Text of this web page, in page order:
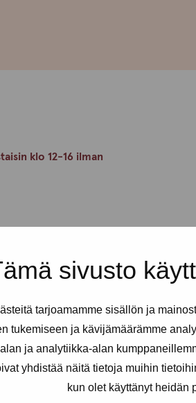
sivusto
tarjoamamme sisällön ja
tukemiseen ja kävijämäärämme
ja analytiikka-alan
yhdistää näitä tietoja muihin
kun olet käyttänyt heidän
klo 12-16 ilman
rennossa ja turvallisessa
mukavaa yhdessäoloa.
ovat täällä sinua varten.
lomakkeiden tai
drop-in-ajan!
– näin ehdit varmasti testiin.
Instagramissa, joten